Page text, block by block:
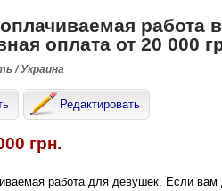
работа
оплата от 20 000
/ Украина
Редактировать
грн.
работа для девушек. Если вам